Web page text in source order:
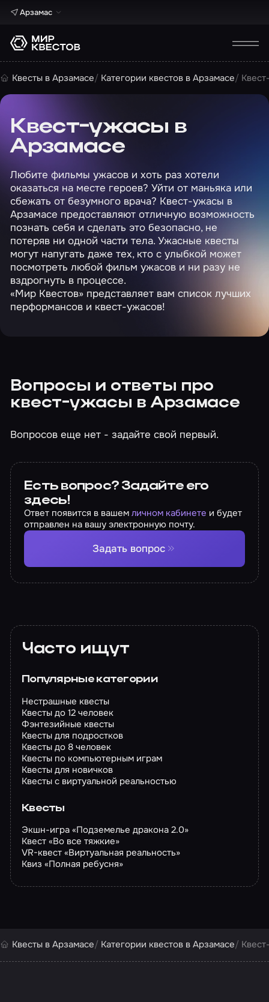
Арзамас
Квесты в Арзамасе Категории квестов в Арзамасе
Квест-ужасы в
Арзамасе
Любите фильмы ужасов и хоть раз хотели
оказаться на месте героев? Уйти от маньяка или
сбежать от безумного врача? Квест-ужасы в
Арзамасе предоставляют отличную возможность
познать себя и сделать это безопасно, не
потеряв ни одной части тела. Ужасные квесты
могут напугать даже тех, кто с улыбкой может
посмотреть любой фильм ужасов и ни разу не
вздрогнуть в процессе.
«Мир Квестов» представляет вам список лучших
перформансов и квест-ужасов!
Вопросы и ответы про
квест-ужасы в Арзамасе
Вопросов еще нет - задайте свой первый.
Есть вопрос? Задайте его
здесь!
Ответ появится в вашемличном кабинете и будет
отправлен на вашу электронную почту.
Задать вопрос
Часто ищут
Популярные категории
Нестрашные квесты
Квесты до 12 человек
Фэнтезийные квесты
Квесты для подростков
Квесты до 8 человек
Квесты по компьютерным играм
Квесты для новичков
Квесты с виртуальной реальностью
Квесты
Экшн-игра «Подземелье дракона 2.0»
Квест «Во все тяжкие»
VR-квест «Виртуальная реальность»
Квиз «Полная ребусня»
Квесты в Арзамасе Категории квестов в Арзамасе